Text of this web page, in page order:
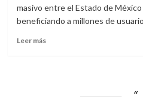
como
el
masivo entre el Estado de México
beneficiando a millones de
Leer másLeer
Interurbano